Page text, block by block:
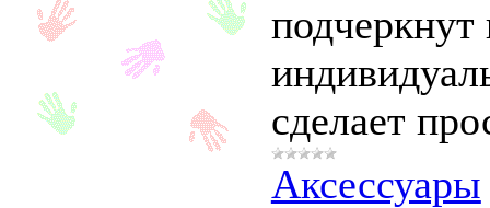
сделает
Аксессуары